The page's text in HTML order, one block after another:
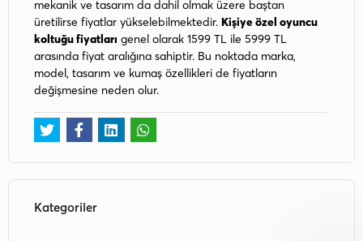
mekanik ve tasarım da dahil olmak üzere baştan
üretilirse fiyatlar yükselebilmektedir. Kişiye özel oyuncu
koltuğu fiyatları genel olarak 1599 TL ile 5999 TL
arasında fiyat aralığına sahiptir. Bu noktada marka,
model, tasarım ve kumaş özellikleri de fiyatların
değişmesine neden olur.
Kategoriler